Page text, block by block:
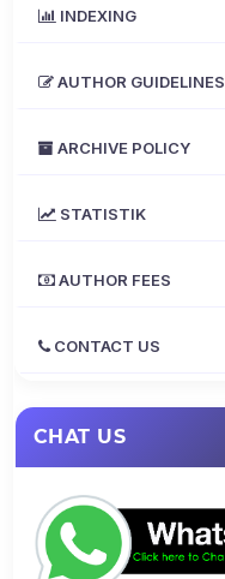
INDEXING
AUTHOR GUIDELINES
ARCHIVE POLICY
STATISTIK
AUTHOR FEES
CONTACT US
CHAT US